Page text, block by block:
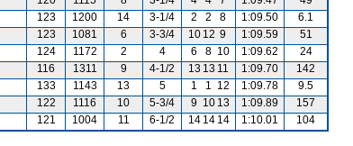
123 1200 14 3-1/4 2 2 8 1:09.50
6.1
123 1081 6 3-3/4 10 12 9 1:09.59
51
124 1172 2 4 6 8 10 1:09.62
24
116 1311 9 4-1/2 13 13 11 1:09.70
142
133 1143 13 5 1 1 12 1:09.78
9.5
122 1116 10 5-3/4 9 10 13 1:09.89
157
121 1004 11 6-1/2 14 14 14 1:10.01 104